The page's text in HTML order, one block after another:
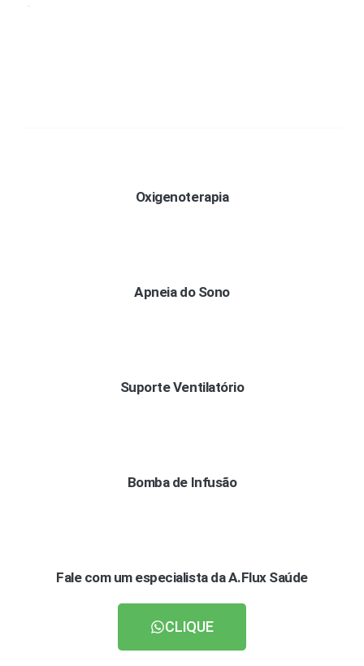
Oxigenoterapia
Apneia do Sono
Suporte Ventilatório
Bomba de Infusão
Fale com um especialista da A.Flux Saúde
CLIQUE